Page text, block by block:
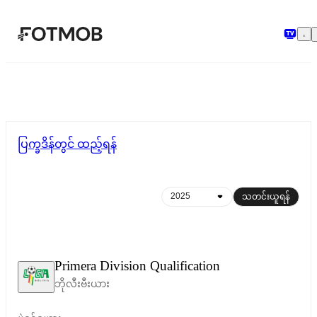
အဓိကအကြောင်းအရာသို့ ကျော်သွားရန်
Primera Division Qualification
ဘိုလီးဗီးယား
ပြက္ခဒိန်တွင် ထည့်ရန်
သတင်းယူရန်